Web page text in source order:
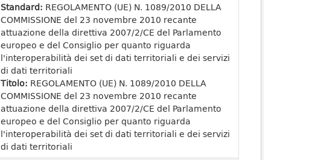
Standard: REGOLAMENTO (UE) N. 1089/2010 DELLA
COMMISSIONE del 23 novembre 2010 recante
attuazione della direttiva 2007/2/CE del Parlamento
europeo e del Consiglio per quanto riguarda
l'interoperabilità dei set di dati territoriali e dei servizi
di dati territoriali
Titolo: REGOLAMENTO (UE) N. 1089/2010 DELLA
COMMISSIONE del 23 novembre 2010 recante
attuazione della direttiva 2007/2/CE del Parlamento
europeo e del Consiglio per quanto riguarda
l'interoperabilità dei set di dati territoriali e dei servizi
di dati territoriali